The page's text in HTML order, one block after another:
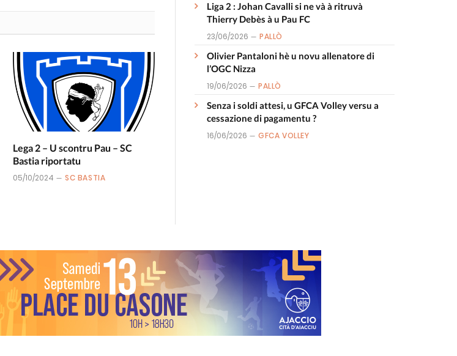
Lega 2 – U scontru Pau – SC
Bastia riportatu
05/10/2024 SC BASTIA
Liga 2 : Johan Cavalli si ne và à ritruvà
Thierry Debès à u Pau FC
23/06/2026 PALLÒ
Olivier Pantaloni hè u novu allenatore di
l’OGC Nizza
19/06/2026 PALLÒ
Senza i soldi attesi, u GFCA Volley versu a
cessazione di pagamentu ?
16/06/2026 GFCA VOLLEY